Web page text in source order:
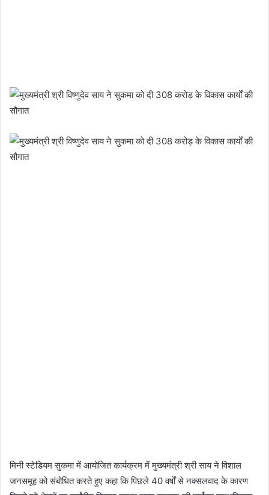
मिनी स्टेडियम सुकमा में आयोजित कार्यक्रम में मुख्यमंत्री श्री साय ने विशाल
जनसमूह को संबोधित करते हुए कहा कि पिछले 40 वर्षों से नक्सलवाद के कारण